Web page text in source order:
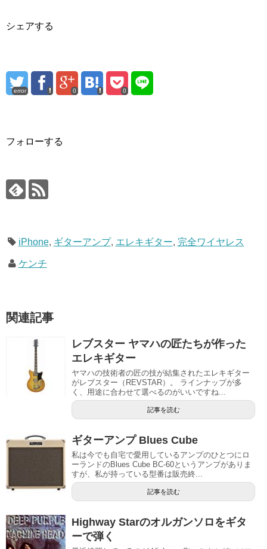
シェアする
error 0 0
フォローする
iPhone, ギターアンプ, エレキギター, 完全ワイヤレス
ケンチ
関連記事
レブスター ヤマハの匠たちが作った
エレキギター
ヤマハの技術者の匠の技が結集されたエレキギター
がレブスター（REVSTAR）。 ラインナップが多
く、用途に合わせて選べるのがいいですね...
記事を読む
ギターアンプ Blues Cube
私は今でも自宅で愛用しているアンプのひとつにロ
ーランドのBlues Cube BC-60というアンプがありま
すが、私が持っている型番は販売終...
記事を読む
Highway Starのオルガンソロをギタ
ーで弾く